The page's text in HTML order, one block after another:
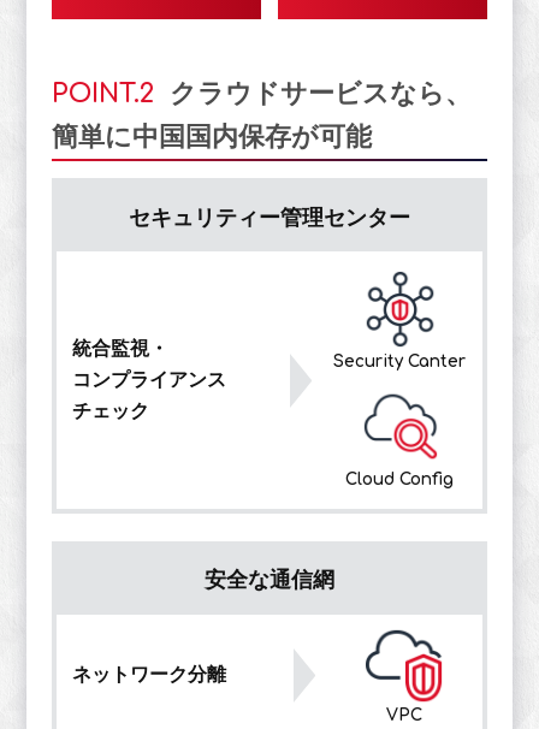
POINT.2
クラウドサービスなら、
簡単に中国国内保存が可能
セキュリティー管理センター
統合監視・
コンプライアンス
チェック
Security Canter
Cloud Config
安全な通信網
ネットワーク分離
VPC